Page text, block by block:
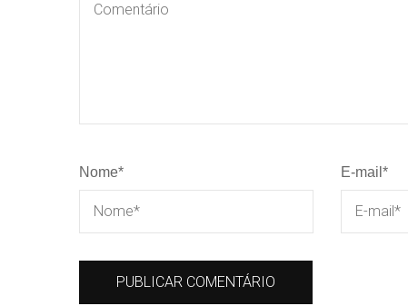
Nome* E-mail*